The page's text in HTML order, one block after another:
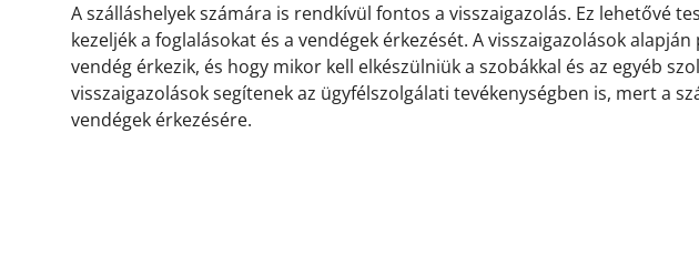
A szálláshelyek számára is rendkívül fontos a visszaigazolás. Ez lehetővé
kezeljék a foglalásokat és a vendégek érkezését. A visszaigazolások
vendég érkezik, és hogy mikor kell elkészülniük a szobákkal és az egyéb
visszaigazolások segítenek az ügyfélszolgálati tevékenységben is, mert a
vendégek érkezésére.